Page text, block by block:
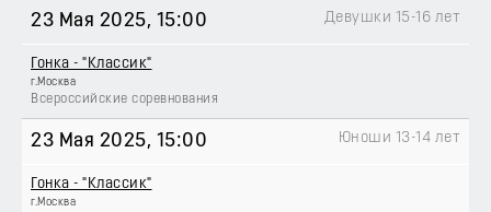
23 Мая 2025, 15:00
Гонка - "Классик"
г.Москва
Всероссийские соревнования
Девушки 15-16 лет
23 Мая 2025, 15:00
Гонка - "Классик"
г.Москва
Юноши 13-14 лет